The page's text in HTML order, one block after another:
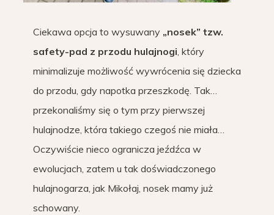
Ciekawa opcja to wysuwany „nosek” tzw.
safety-pad z przodu hulajnogi, który
minimalizuje możliwość wywrócenia się dziecka
do przodu, gdy napotka przeszkodę. Tak…
przekonaliśmy się o tym przy pierwszej
hulajnodze, która takiego czegoś nie miała…
Oczywiście nieco ogranicza jeźdźca w
ewolucjach, zatem u tak doświadczonego
hulajnogarza, jak Mikołaj, nosek mamy już
schowany.